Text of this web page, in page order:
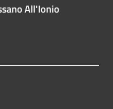
All'Ionio